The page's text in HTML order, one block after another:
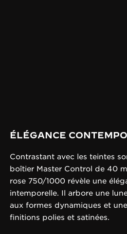
ÉLÉGANCE
Contrastant avec les teintes
boîtier Master Control de 40
rose 750/1000 révèle une
intemporelle. Il arbore une
aux formes dynamiques et
finitions polies et satinées.